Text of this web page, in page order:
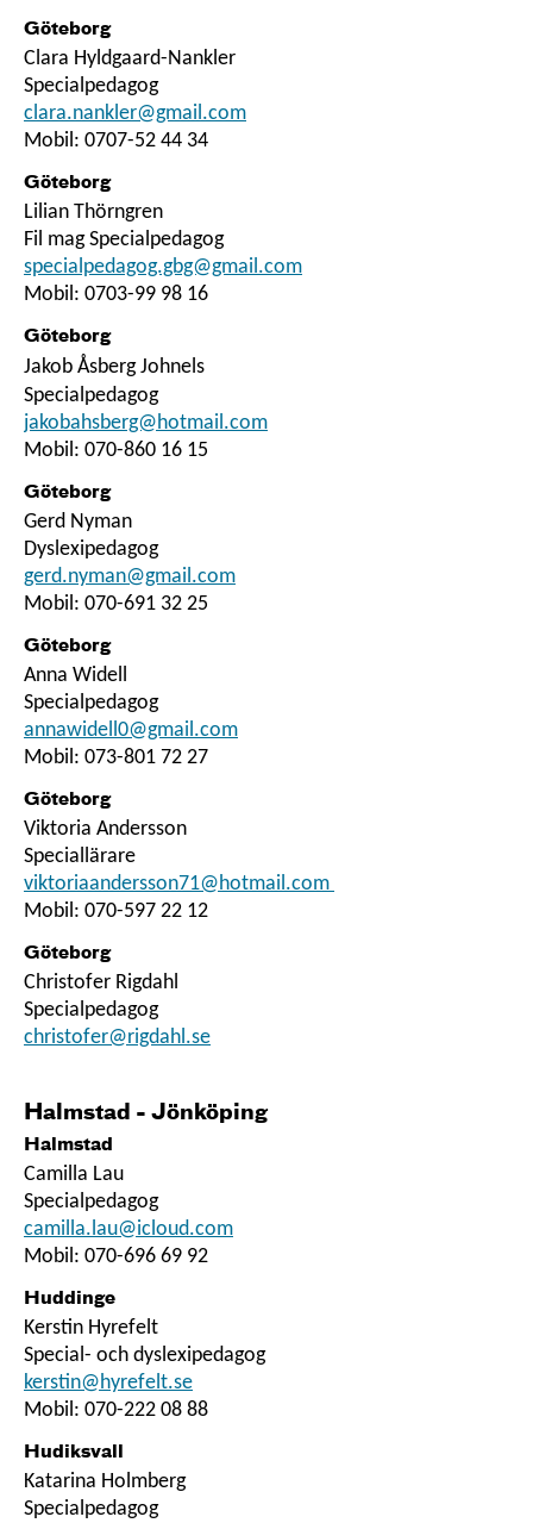
Göteborg
Clara Hyldgaard-Nankler
Specialpedagog
clara.nankler@gmail.com
Mobil: 0707-52 44 34
Göteborg
Lilian Thörngren
Fil mag Specialpedagog
specialpedagog.gbg@gmail.com
Mobil: 0703-99 98 16
Göteborg
Jakob ÅsbergJohnels
Specialpedagog
jakobahsberg@hotmail.com
Mobil: 070-860 16 15
Göteborg
Gerd Nyman
Dyslexipedagog
gerd.nyman@gmail.com
Mobil: 070-691 32 25
Göteborg
Anna Widell
Specialpedagog
annawidell0@gmail.com
Mobil: 073-801 72 27
Göteborg
Viktoria Andersson
Speciallärare
viktoriaandersson71@hotmail.com
Mobil: 070-597 22 12
Göteborg
Christofer Rigdahl
Specialpedagog
christofer@rigdahl.se
Halmstad - Jönköping
Halmstad
Camilla Lau
Specialpedagog
camilla.lau@icloud.com
Mobil: 070-696 69 92
Huddinge
Kerstin Hyrefelt
Special- och dyslexipedagog
kerstin@hyrefelt.se
Mobil: 070-222 08 88
Hudiksvall
Katarina Holmberg
Specialpedagog